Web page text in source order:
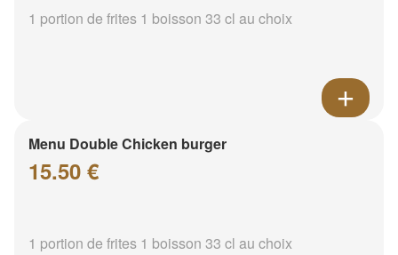
1 portion de frites 1 boisson 33 cl au choix
Menu Double Chicken burger
15.50 €
1 portion de frites 1 boisson 33 cl au choix